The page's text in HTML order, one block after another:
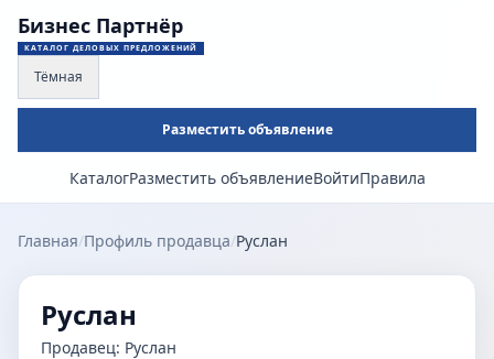
Бизнес Партнёр
КАТАЛОГ ДЕЛОВЫХ ПРЕДЛОЖЕНИЙ
Тёмная
Разместить объявление
КаталогРазместить объявлениеВойтиПравила
Главная/Профиль продавца/Руслан
Руслан
Продавец: Руслан